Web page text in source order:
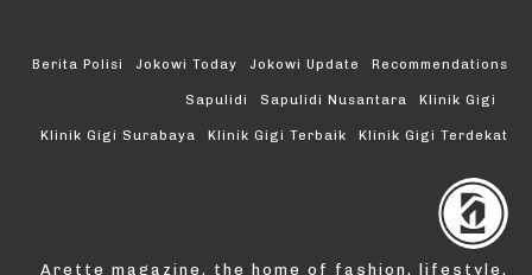
Berita Polisi Jokowi Today Jokowi Update Recommendations
Sapulidi Sapulidi Nusantara Klinik Gigi
Klinik Gigi Surabaya Klinik Gigi Terbaik Klinik Gigi Terdekat
Arette magazine, the home of fashion, lifestyle,